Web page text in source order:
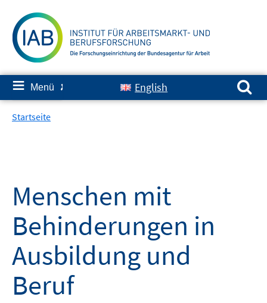
zum
Inhalt
≡ Menü ✘ English
Suchen nach:
Startseite
Menschen mit
Behinderungen in
Ausbildung und
Beruf